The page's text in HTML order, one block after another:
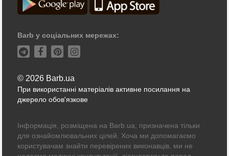
Barb у соціальних мережах:
© 2026 Barb.ua
При використанні матеріалів активне посилання на
джерело обов'язкове
Інформація, розміщена на Barb.ua, призначена тільки
для ознайомлювальних цілей. Хоча ми допомагаємо
користувачам знайти перевірених виконавців, ми не